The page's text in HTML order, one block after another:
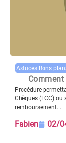
Astuces Bons
Procédure
Chèques (FCC) ou
remboursement...
Fabien 02/